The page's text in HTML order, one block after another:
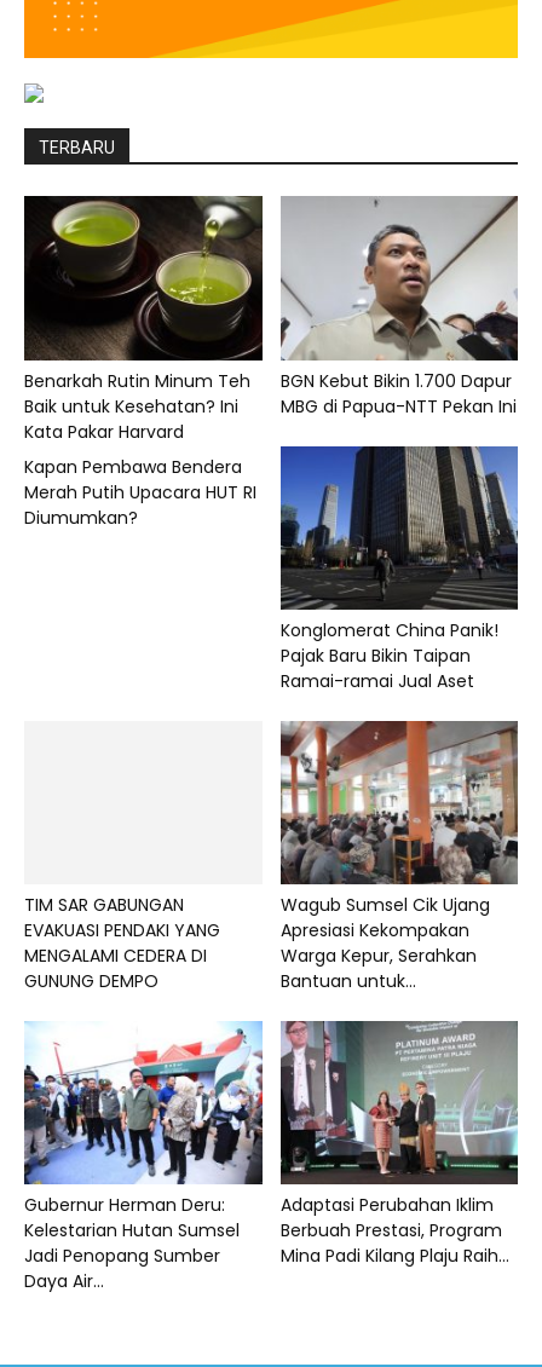
TERBARU
Benarkah Rutin Minum Teh
Baik untuk Kesehatan? Ini
Kata Pakar Harvard
BGN Kebut Bikin 1.700 Dapur
MBG di Papua-NTT Pekan Ini
Kapan Pembawa Bendera
Merah Putih Upacara HUT RI
Diumumkan?
Konglomerat China Panik!
Pajak Baru Bikin Taipan
Ramai-ramai Jual Aset
TIM SAR GABUNGAN
EVAKUASI PENDAKI YANG
MENGALAMI CEDERA DI
GUNUNG DEMPO
Wagub Sumsel Cik Ujang
Apresiasi Kekompakan
Warga Kepur, Serahkan
Bantuan untuk...
Gubernur Herman Deru:
Kelestarian Hutan Sumsel
Jadi Penopang Sumber
Daya Air...
Adaptasi Perubahan Iklim
Berbuah Prestasi, Program
Mina Padi Kilang Plaju Raih...